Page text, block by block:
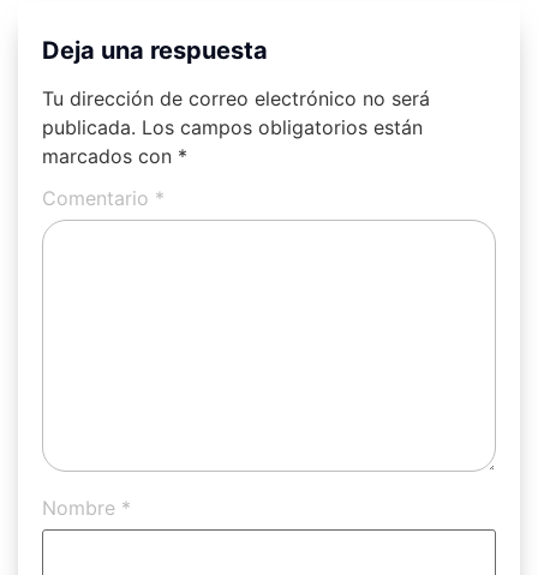
Deja una respuesta
Tu dirección de correo electrónico no será
publicada. Los campos obligatorios están
marcados con *
Comentario *
Nombre *